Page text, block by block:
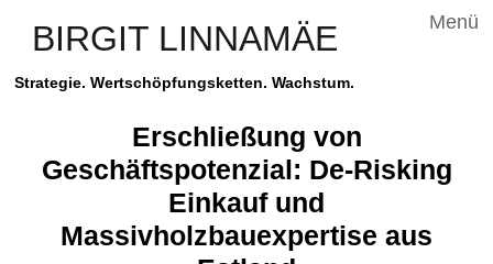
BIRGIT LINNAMÄE
Strategie. Wertschöpfungsketten. Wachstum.
Menü
Erschließung von
Geschäftspotenzial: De-Risking
Einkauf und
Massivholzbauexpertise aus